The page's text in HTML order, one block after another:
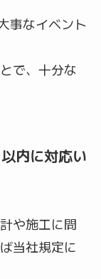
事なイベント
で、十分な
内に対応い
や施工に問
当社規定に